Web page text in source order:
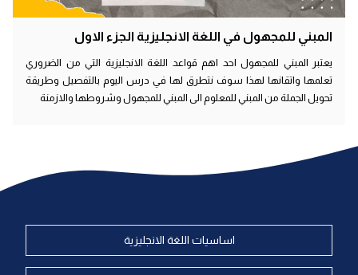
المبني للمجهول في اللغة الانجليزية الجزء الاول
يعتبر المبني للمجهول احد اهم قواعد اللغة الانجليزية التي من الضروري
تعلمها واتقانها لهذا سوف نتطرق لها في درس اليوم بالتفصيل وطريقة
تحويل الجملة من المبني للمعلوم الى المبني للمجهول وشروطها والازمنة
اساسيات اللغة الانجليزية